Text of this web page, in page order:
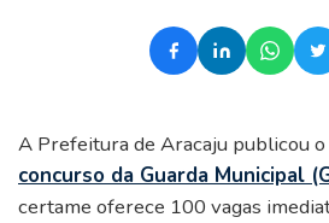
A Prefeitura de Aracaju publicou
concurso da Guarda Municipal
certame oferece 100 vagas